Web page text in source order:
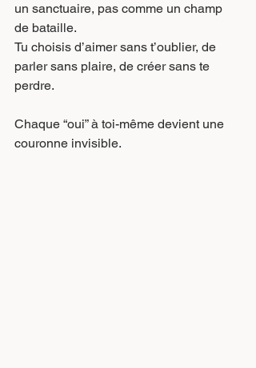
un sanctuaire, pas comme un champ
de bataille.
Tu choisis d’aimer sans t’oublier, de
parler sans plaire, de créer sans te
perdre.
Chaque “oui” à toi-même devient une
couronne invisible.